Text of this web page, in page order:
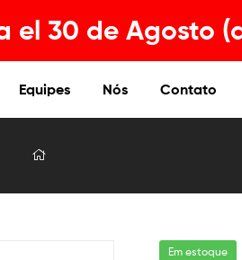
el 30 de Agosto
Equipes Nós Contato
Em estoque